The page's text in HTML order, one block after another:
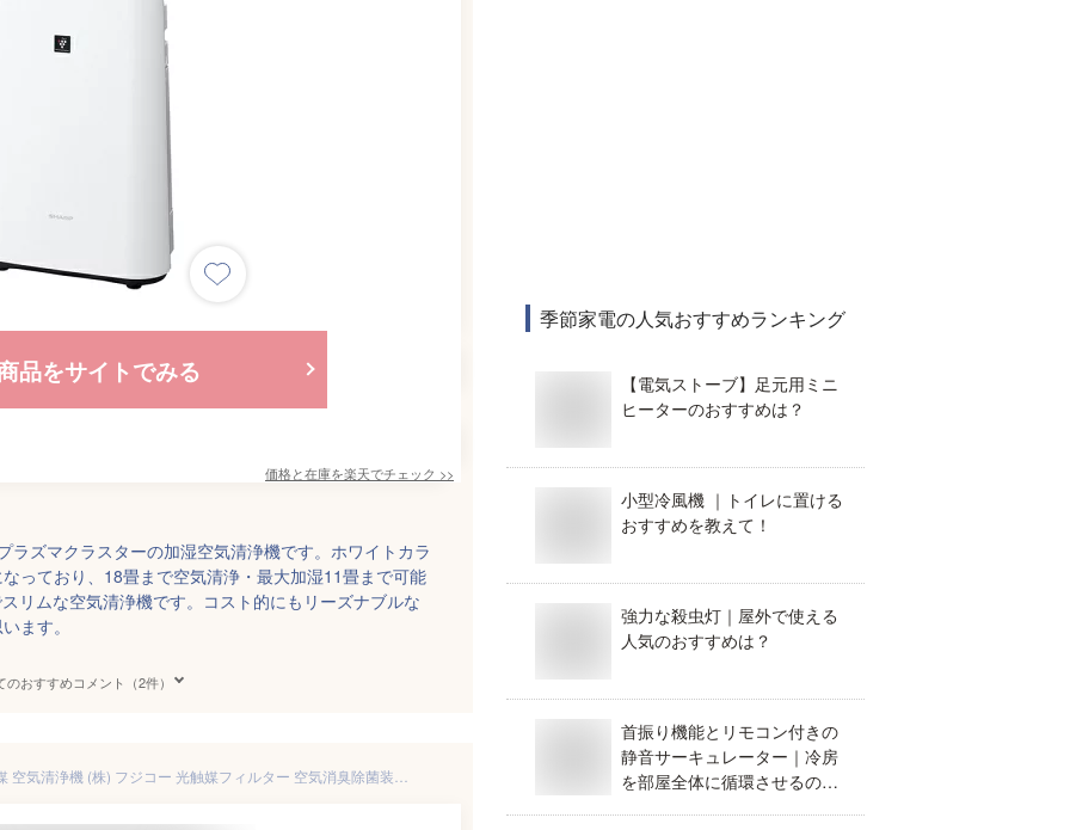
品をサイトでみる
価格と在庫を楽天でチェック >>
ラズマクラスターの加湿空気清浄機です。ホワイトカラ
っており、18畳まで空気清浄・最大加湿11畳まで可能
リムな空気清浄機です。コスト的にもリーズナブルな
ます。
のおすすめコメント（2件）
季節家電の人気おすすめランキング
【電気ストーブ】足元用ミニ
ヒーターのおすすめは？
小型冷風機 ｜トイレに置ける
おすすめを教えて！
強力な殺虫灯｜屋外で使える
人気のおすすめは？
首振り機能とリモコン付きの
静音サーキュレーター｜冷房
を部屋全体に循環させるのに